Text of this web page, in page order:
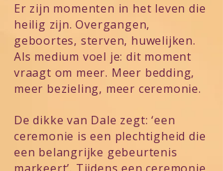
Er zijn momenten in het leven die
heilig zijn. Overgangen,
geboortes, sterven, huwelijken.
Als medium voel je: dit moment
vraagt om meer. Meer bedding,
meer bezieling, meer ceremonie.
De dikke van Dale zegt: ‘een
ceremonie is een plechtigheid die
een belangrijke gebeurtenis